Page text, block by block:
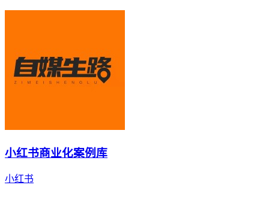
小红书商业化案例库
小红书